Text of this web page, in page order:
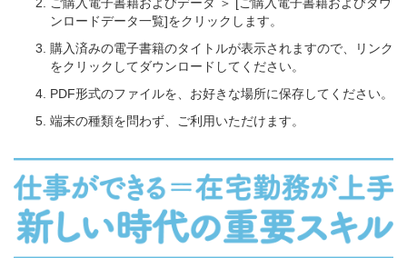
ンロードデータ一覧]をクリックします。
購入済みの電子書籍のタイトルが表示されますので、リンク
をクリックしてダウンロードしてください。
PDF形式のファイルを、お好きな場所に保存してください。
端末の種類を問わず、ご利用いただけます。